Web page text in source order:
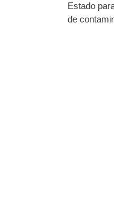
Estado
de